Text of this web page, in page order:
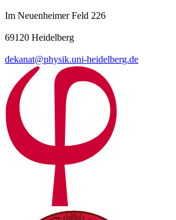
Im Neuenheimer Feld 226
69120 Heidelberg
dekanat@physik.uni-heidelberg.de